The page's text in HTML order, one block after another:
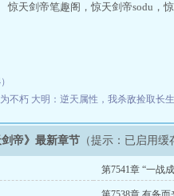
惊天剑帝笔趣阁，惊天剑帝sodu，
不朽 大明：逆天属性，我杀敌捡取长生
剑帝》最新章节 （提示：已启用
第7541章 “一战